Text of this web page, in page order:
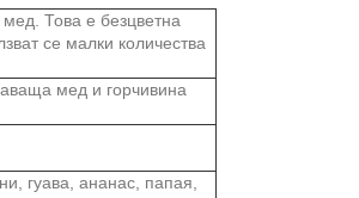
Това е безцветна
се малки количества
мед и горчивина
гуава, ананас, папая,